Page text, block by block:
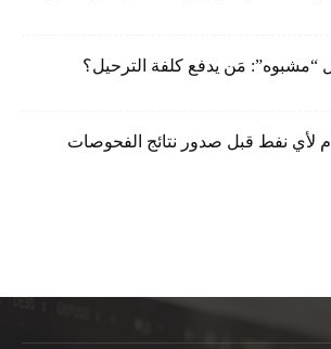
“مشبوه”: مَن يدفع كلفة الترحيل؟
لأي نفط قبل صدور نتائج الفحوصات